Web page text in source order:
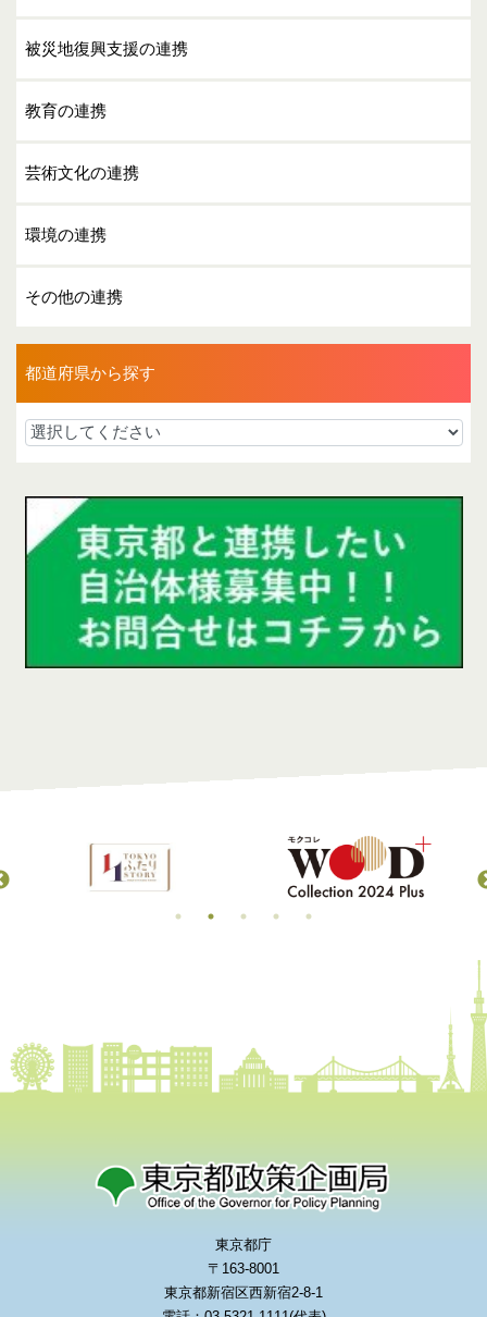
被災地復興支援の連携
教育の連携
芸術文化の連携
環境の連携
その他の連携
都道府県から探す
東京都庁
〒163-8001
東京都新宿区西新宿2-8-1